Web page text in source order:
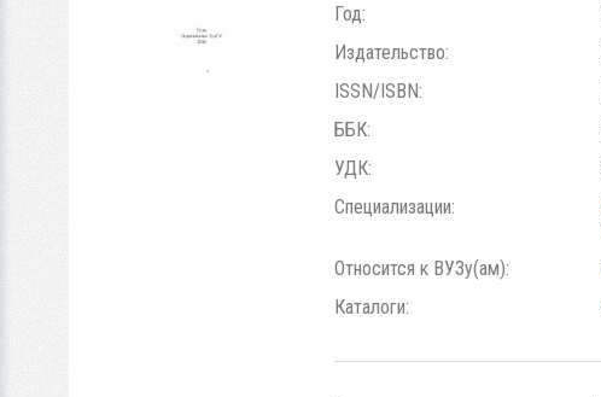
Год:
Издательство:
ISSN/ISBN:
ББК:
УДК:
Специализации:
Относится к ВУЗу(ам):
Каталоги: